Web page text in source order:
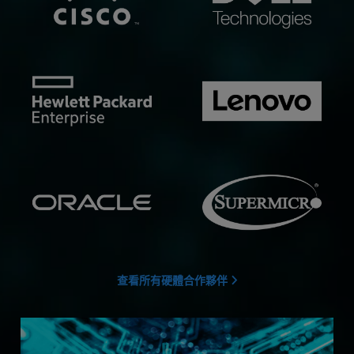
查看所有硬體合作夥伴